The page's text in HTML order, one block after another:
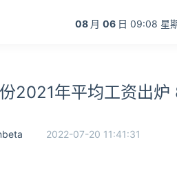
08 月 06 日 09:08 星
2021年平均工资出炉
2022-07-20 11:41:31